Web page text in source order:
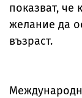
показват, че
желание да
възраст.